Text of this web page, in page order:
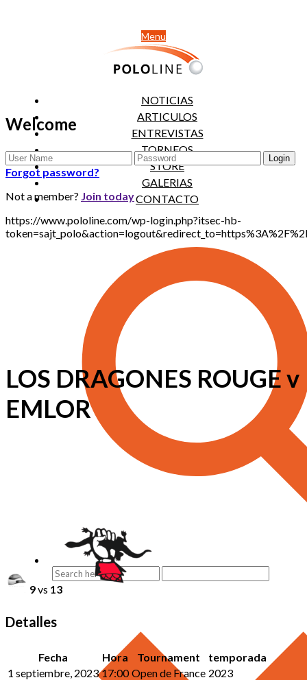
Menu
NOTICIAS
ARTICULOS
ENTREVISTAS
TORNEOS
STORE
GALERIAS
CONTACTO
Welcome
Forgot password?
Not a member? Join today
https://www.pololine.com/wp-login.php?itsec-hb-
LOS DRAGONES ROUGE v
EMLOR
9vs 13
Detalles
Fecha Hora Tournament
temporada
1 septiembre, 2023 17:00 Open de France 2023